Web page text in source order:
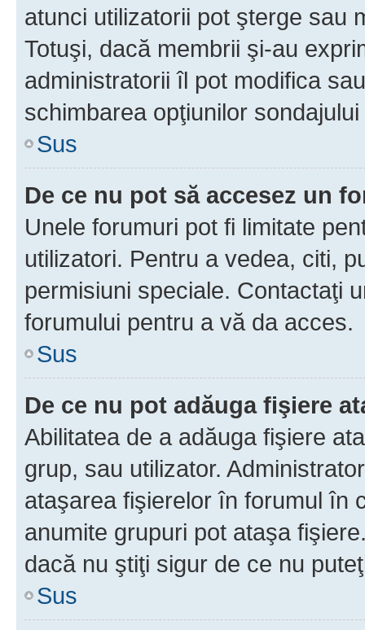
atunci utilizatorii pot şterge sau
Totuşi, dacă membrii şi-au
administratorii îl pot modifica
schimbarea opţiunilor
Sus
De ce nu pot să accesez un
Unele forumuri pot fi limitate
utilizatori. Pentru a vedea, citi,
permisiuni speciale. Contactaţi
forumului pentru a vă da acces.
Sus
De ce nu pot adăuga fişiere
Abilitatea de a adăuga fişiere
grup, sau utilizator.
ataşarea fişierelor în forumul în
anumite grupuri pot ataşa
dacă nu ştiţi sigur de ce nu
Sus